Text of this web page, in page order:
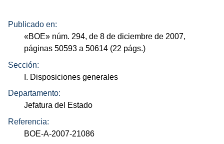
Publicado en:
«BOE» núm. 294, de 8 de diciembre de 2007,
páginas 50593 a 50614 (22 págs.)
Sección:
I. Disposiciones generales
Departamento:
Jefatura del Estado
Referencia:
BOE-A-2007-21086